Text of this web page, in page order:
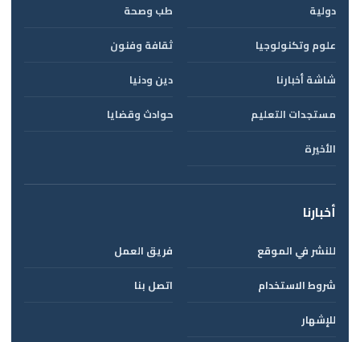
دولية
طب وصحة
علوم وتكنولوجيا
ثقافة وفنون
شاشة أخبارنا
دين ودنيا
مستجدات التعليم
حوادث وقضايا
الأخيرة
أخبارنا
للنشر في الموقع
فريق العمل
شروط الاستخدام
اتصل بنا
للإشهار